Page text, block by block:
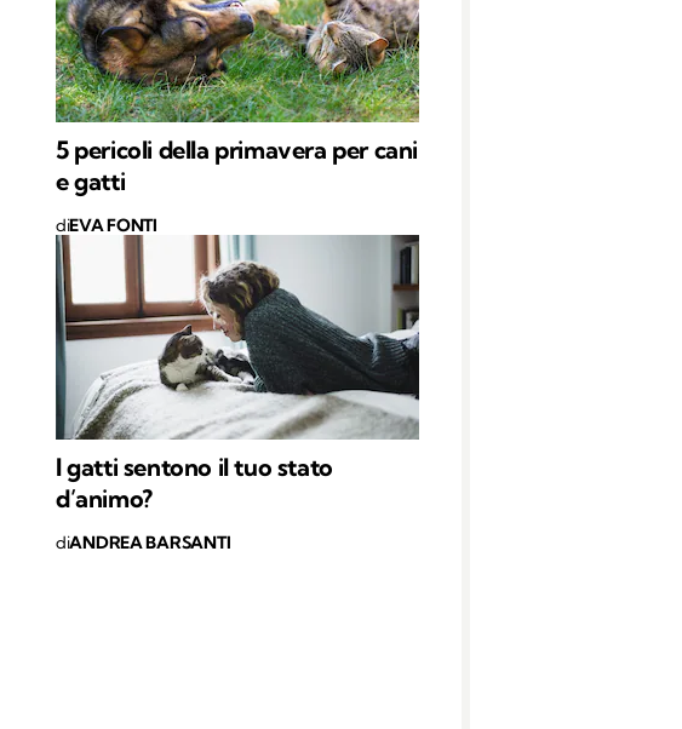
5 pericoli della primavera per cani
e gatti
diEVA FONTI
I gatti sentono il tuo stato
d’animo?
diANDREA BARSANTI